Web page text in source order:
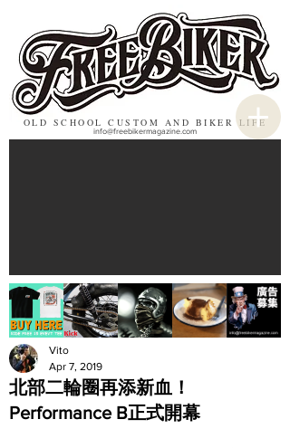
OLD SCHOOL CUSTOM AND BIKER LIFE
info@freebikermagazine.com
北部二輪圈再添新血！
Performance B正式開幕
Vito
Apr 7, 2019